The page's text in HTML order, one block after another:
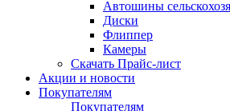
Автошины
Диски
Флиппер
Камеры
Скачать Прайс-лист
Акции и новости
Покупателям
Покупателям